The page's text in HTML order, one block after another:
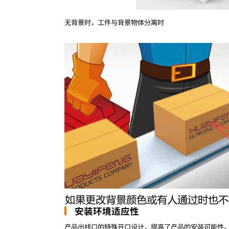
无背景时，工件与背景物体分离时
安装环境适应性
产品出线口的特殊开口设计，提高了产品的安装可能性